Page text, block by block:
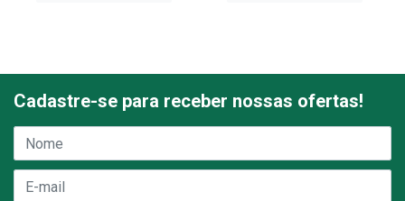
Cadastre-se para receber nossas ofertas!